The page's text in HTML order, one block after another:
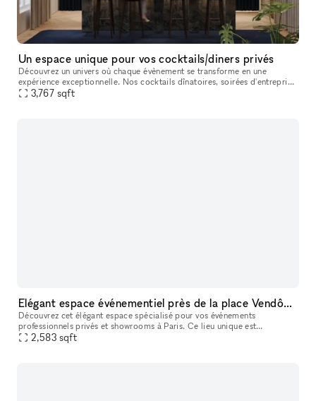
Un espace unique pour vos cocktails/diners privés
Découvrez un univers où chaque évènement se transforme en une
expérience exceptionnelle. Nos cocktails dînatoires, soirées d'entreprise
et dîners assis sont conçus pour éblouir et inspirer. Dans un c
3,767 sqft
Elégant espace événementiel près de la place Vendôme.
Découvrez cet élégant espace spécialisé pour vos événements
professionnels privés et showrooms à Paris. Ce lieu unique est
parfaitement adapté pour des réunions d'entreprise, des dîners privés et
2,583 sqft